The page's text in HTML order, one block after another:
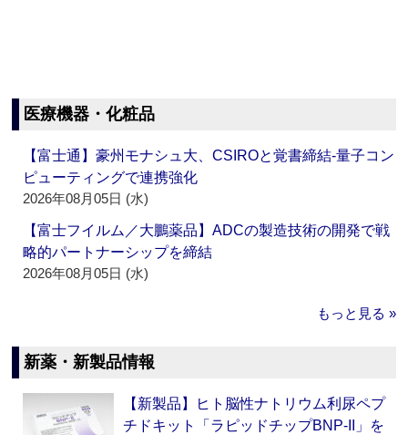
医療機器・化粧品
【富士通】豪州モナシュ大、CSIROと覚書締結‐量子コン
ピューティングで連携強化
2026年08月05日 (水)
【富士フイルム／大鵬薬品】ADCの製造技術の開発で戦
略的パートナーシップを締結
2026年08月05日 (水)
もっと見る »
新薬・新製品情報
【新製品】ヒト脳性ナトリウム利尿ペプ
チドキット「ラピッドチップBNP-II」を